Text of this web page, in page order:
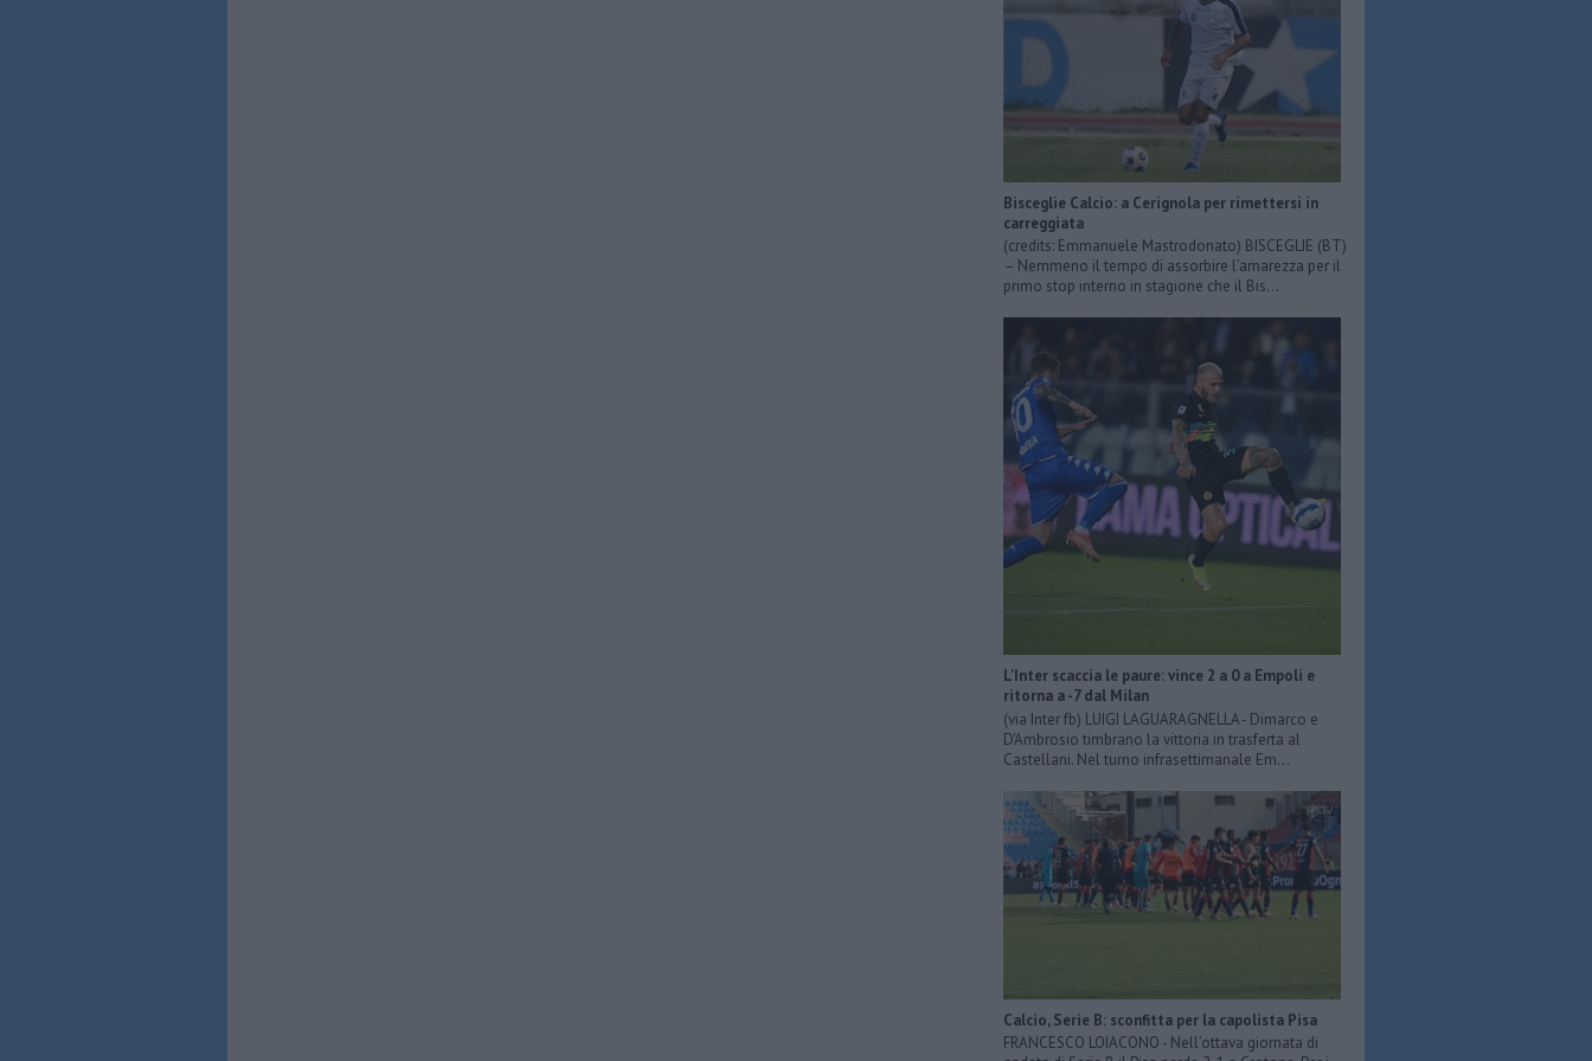
Bisceglie Calcio: a Cerignola per rimettersi in
carreggiata
(credits: Emmanuele Mastrodonato) BISCEGLIE (BT)
– Nemmeno il tempo di assorbire l’amarezza per il
primo stop interno in stagione che il Bis...
L'Inter scaccia le paure: vince 2 a 0 a Empoli e
ritorna a -7 dal Milan
(via Inter fb) LUIGI LAGUARAGNELLA - Dimarco e
D'Ambrosio timbrano la vittoria in trasferta al
Castellani. Nel turno infrasettimanale Em...
Calcio, Serie B: sconfitta per la capolista Pisa
FRANCESCO LOIACONO - Nell’ottava giornata di